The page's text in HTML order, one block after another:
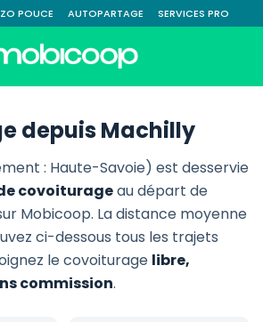
POUCE AUTOPARTAGE SERVICES PRO
depuis Machilly
: Haute-Savoie) est desservie
covoiturageau départ de
Mobicoop. La distance moyenne
ci-dessous tous les trajets
le covoiturage libre,
commission.